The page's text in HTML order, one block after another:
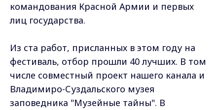
командования Красной Армии и первых
лиц государства.
Из ста работ, присланных в этом году на
фестиваль, отбор прошли 40 лучших. В том
числе совместный проект нашего канала и
Владимиро-Суздальского музея
заповедника "Музейные тайны". В